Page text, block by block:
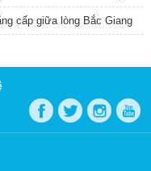
cấp giữa lòng Bắc Giang